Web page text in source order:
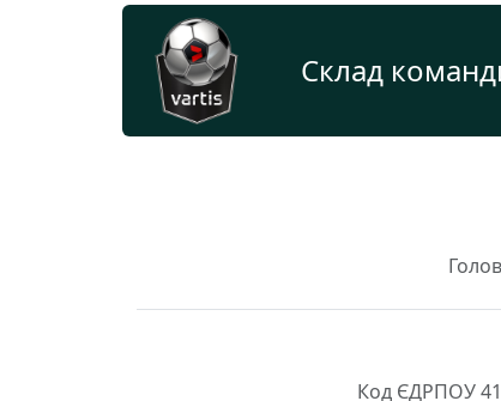
Склад
Код ЄДРПОУ